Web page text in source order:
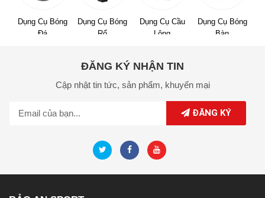
Dụng Cụ Bóng
Đá
Dụng Cụ Bóng
Rổ
Dụng Cụ Cầu
Lông
Dụng Cụ Bóng
Bàn
ĐĂNG KÝ NHẬN TIN
Cập nhật tin tức, sản phẩm, khuyến mại
ĐĂNG KÝ